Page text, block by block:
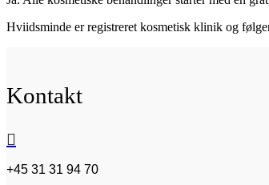
Hviidsminde er registreret kosmetisk klinik og
Kontakt

+45 31 31 94 70